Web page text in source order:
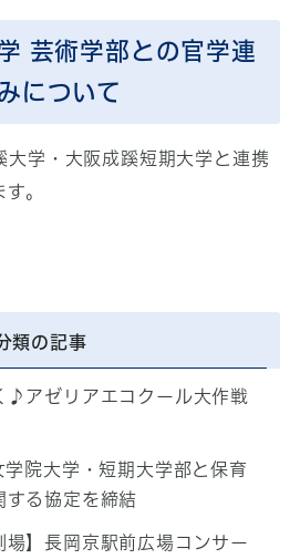
芸術学部との官学連
について
大学・大阪成蹊短期大学と連携
。
類の記事
♪アゼリアエコクール大作戦
院大学・短期大学部と保育
する協定を締結
場】長岡京駅前広場コンサー